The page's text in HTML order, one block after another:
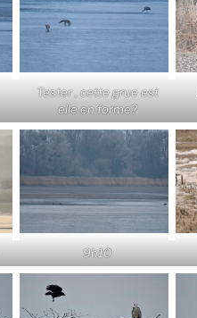
Tester , cette grue est
elle en forme?
9h10